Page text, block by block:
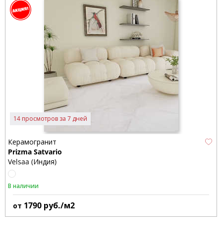
14 просмотров за 7 дней
Керамогранит
Prizma Satvario
Velsaa (Индия)
В наличии
от 1790 руб./м2